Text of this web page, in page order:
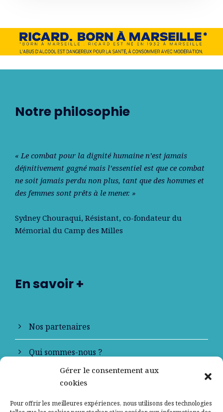
Gérer le consentement aux
cookies
Pour offrir les meilleures expériences, nous utilisons des technologies
Notre philosophie
« Le combat pour la dignité humaine n’est jamais
déﬁnitivement gagné mais l’essentiel est que ce combat
ne soit jamais perdu non plus, tant que des hommes et
des femmes sont prêts à le mener. »
Sydney Chouraqui, Résistant, co-fondateur du
Mémorial du Camp des Milles
En savoir +
Nos partenaires
Qui sommes-nous ?
Contactez-nous
Mentions légales